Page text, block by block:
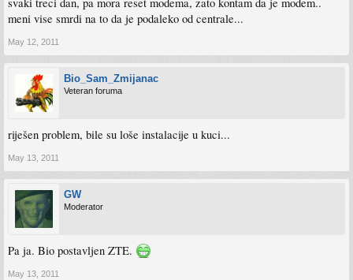
meni vise smrdi na to da je podaleko od centrale...
May 12, 2011
Bio_Sam_Zmijanac
Veteran foruma
riješen problem, bile su loše instalacije u kuci...
May 13, 2011
GW
Moderator
Pa ja. Bio postavljen ZTE.
May 13, 2011